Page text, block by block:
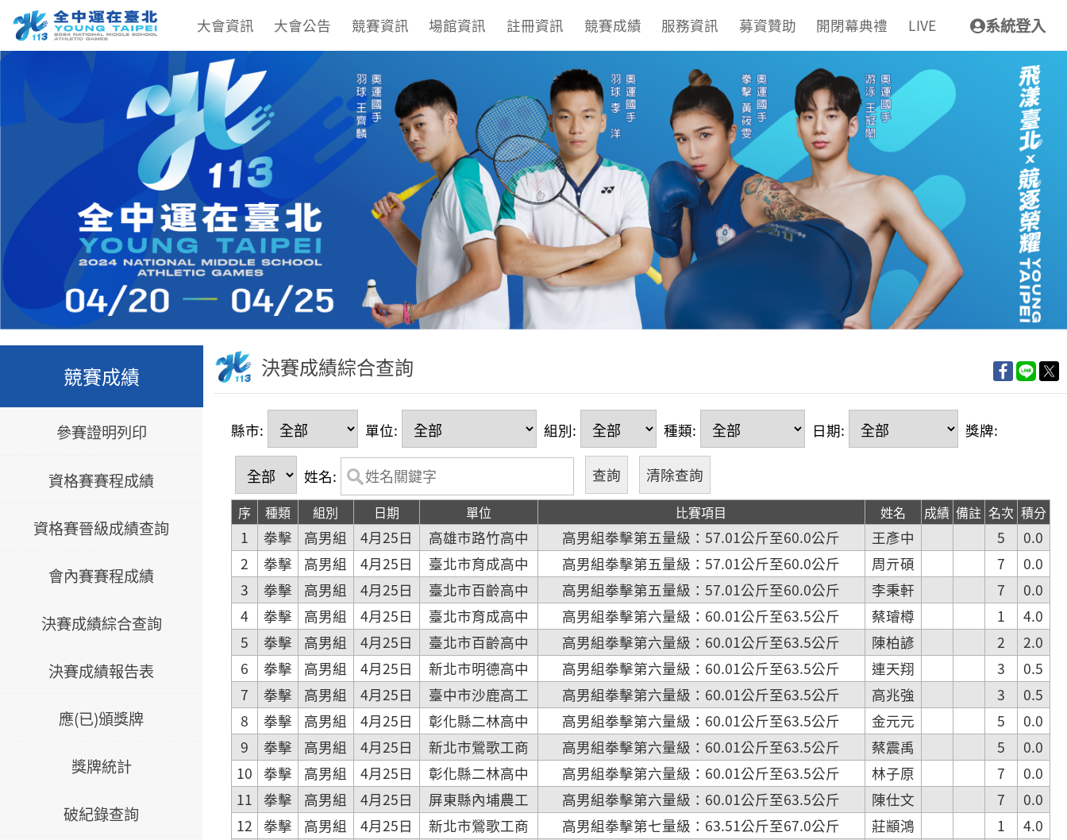
大會資訊 大會公告 競賽資訊 場館資訊 註冊資訊 競賽成績 服務資訊 募資贊助 開閉幕典禮 LIVE 系統登入
競賽成績
參賽證明列印
資格賽賽程成績
資格賽晉級成績查詢
會內賽賽程成績
決賽成績綜合查詢
決賽成績報告表
應(已)頒獎牌
獎牌統計
破紀錄查詢
決賽成績綜合查詢
縣市: 單位: 組別: 種類: 日期: 獎牌:
姓名:
序 種類 組別 日期 單位 比賽項目 姓名 成績 備註 名次 積分
1 拳擊 高男組 4月25日 高雄市路竹高中 高男組拳擊第五量級：57.01公斤至60.0公斤 王彥中 5
0.0
2
拳擊 高男組 4月25日 臺北市育成高中 高男組拳擊第五量級：57.01公斤至60.0公斤 周亓碩 7
0.0
3
拳擊 高男組 4月25日 臺北市百齡高中 高男組拳擊第五量級：57.01公斤至60.0公斤 李秉軒 7
0.0
4
拳擊 高男組 4月25日 臺北市育成高中 高男組拳擊第六量級：60.01公斤至63.5公斤 蔡璿樽 1
4.0
5
拳擊 高男組 4月25日 臺北市百齡高中 高男組拳擊第六量級：60.01公斤至63.5公斤 陳柏諺 2
2.0
6
拳擊 高男組 4月25日 新北市明德高中 高男組拳擊第六量級：60.01公斤至63.5公斤 連天翔 3
0.5
7
拳擊 高男組 4月25日 臺中市沙鹿高工 高男組拳擊第六量級：60.01公斤至63.5公斤 高兆強 3
0.5
8
拳擊 高男組 4月25日 彰化縣二林高中 高男組拳擊第六量級：60.01公斤至63.5公斤 金元元 5
0.0
9
拳擊 高男組 4月25日 新北市鶯歌工商 高男組拳擊第六量級：60.01公斤至63.5公斤 蔡震禹 5
0.0
10 拳擊 高男組 4月25日 彰化縣二林高中 高男組拳擊第六量級：60.01公斤至63.5公斤 林子原 7
0.0
11 拳擊 高男組 4月25日 屏東縣內埔農工 高男組拳擊第六量級：60.01公斤至63.5公斤 陳仕文 7
0.0
12 拳擊 高男組 4月25日 新北市鶯歌工商 高男組拳擊第七量級：63.51公斤至67.0公斤 莊顓鴻 1
4.0